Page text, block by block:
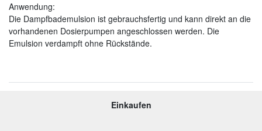
Anwendung:
Die Dampfbademulsion ist gebrauchsfertig und kann direkt an die
vorhandenen Dosierpumpen angeschlossen werden. Die
Emulsion verdampft ohne Rückstände.
Einkaufen